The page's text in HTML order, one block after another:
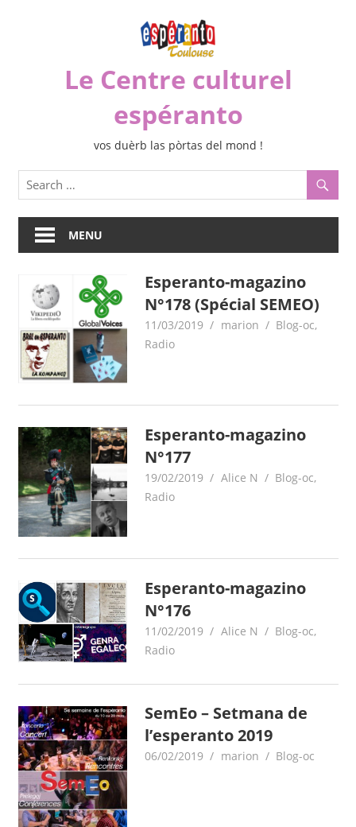
Le Centre culturel
espéranto
vos duèrb las pòrtas del mond !
MENU
Esperanto-magazino
N°178 (Spécial SEMEO)
11/03/2019 marion Blog-oc,
Radio
Esperanto-magazino
N°177
19/02/2019 Alice N Blog-oc,
Radio
Esperanto-magazino
N°176
11/02/2019 Alice N Blog-oc,
Radio
SemEo – Setmana de
l’esperanto 2019
06/02/2019 marion Blog-oc